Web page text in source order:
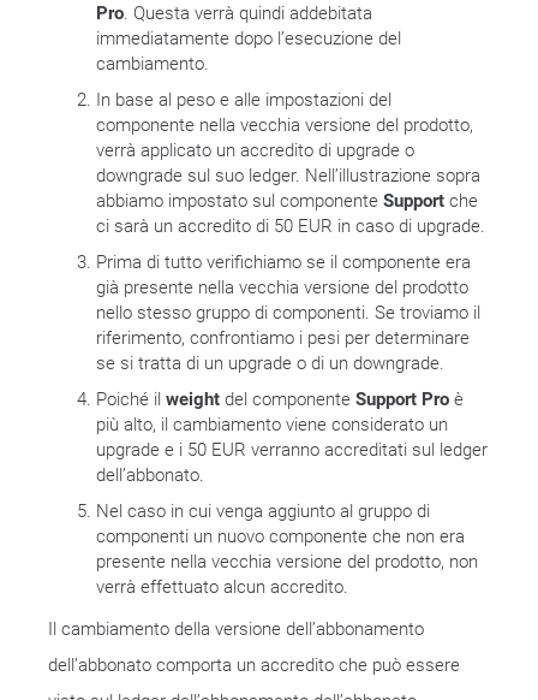
Pro . Questa verrà quindi addebitata
immediatamente dopo l’esecuzione del
cambiamento.
In base al peso e alle impostazioni del
componente nella vecchia versione del prodotto,
verrà applicato un accredito di upgrade o
downgrade sul suo ledger. Nell’illustrazione sopra
abbiamo impostato sul componente Support che
ci sarà un accredito di 50 EUR in caso di upgrade.
Prima di tutto verifichiamo se il componente era
già presente nella vecchia versione del prodotto
nello stesso gruppo di componenti. Se troviamo il
riferimento, confrontiamo i pesi per determinare
se si tratta di un upgrade o di un downgrade.
Poiché il weight del componente Support Pro è
più alto, il cambiamento viene considerato un
upgrade e i 50 EUR verranno accreditati sul ledger
dell’abbonato.
Nel caso in cui venga aggiunto al gruppo di
componenti un nuovo componente che non era
presente nella vecchia versione del prodotto, non
verrà effettuato alcun accredito.
Il cambiamento della versione dell’abbonamento
dell’abbonato comporta un accredito che può essere